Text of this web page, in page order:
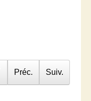
Préc. Suiv.